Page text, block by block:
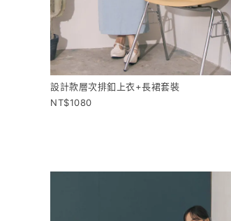
設計款層次排釦上衣+長裙套裝
1080